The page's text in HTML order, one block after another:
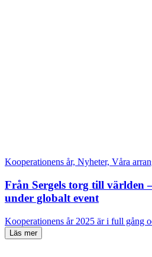
Kooperationens år, Nyheter, Våra
Från Sergels torg till världen
under globalt event
Kooperationens år 2025 är i full gång
Läs mer